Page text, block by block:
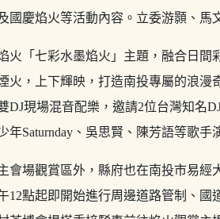
國慶焰火等活動內容。立委游顥、馬
火「七彩水墨焰火」主題，融合日
火，上下輝映，打造南投專屬的浪漫
DJ現場混音配樂，邀請2位台灣知名
年Saturnday、吳思賢、陳芳語等歌手
會場觀賞區外，縣府也在南投市易經
12點起即開始進行周邊道路管制、